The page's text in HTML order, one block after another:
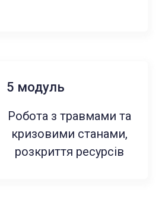
5 модуль
Робота з травмами та
кризовими станами,
розкриття ресурсів